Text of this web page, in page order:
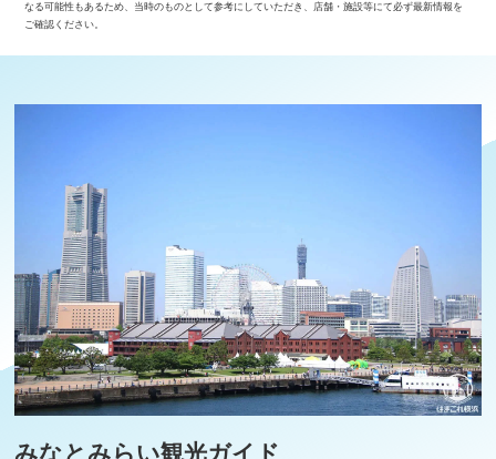
なる可能性もあるため、当時のものとして参考にしていただき、店舗・施設等にて必ず最新情報を
ご確認ください。
みなとみらい観光ガイド